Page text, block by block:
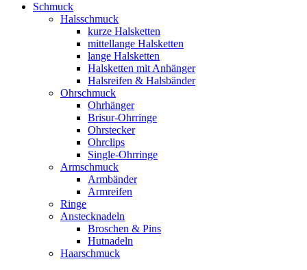
Schmuck
Halsschmuck
kurze Halsketten
mittellange Halsketten
lange Halsketten
Halsketten mit Anhänger
Halsreifen & Halsbänder
Ohrschmuck
Ohrhänger
Brisur-Ohrringe
Ohrstecker
Ohrclips
Single-Ohrringe
Armschmuck
Armbänder
Armreifen
Ringe
Anstecknadeln
Broschen & Pins
Hutnadeln
Haarschmuck